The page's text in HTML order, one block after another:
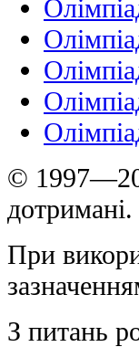
©
дотримані.
При
З питань